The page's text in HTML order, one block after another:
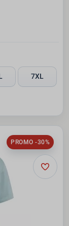
7XL
PROMO -30%